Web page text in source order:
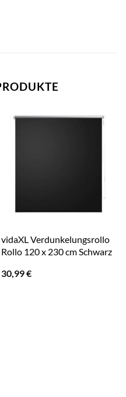
vidaXL Verdunkelungsrollo
Rollo 120 x 230 cm Schwarz
30,99€